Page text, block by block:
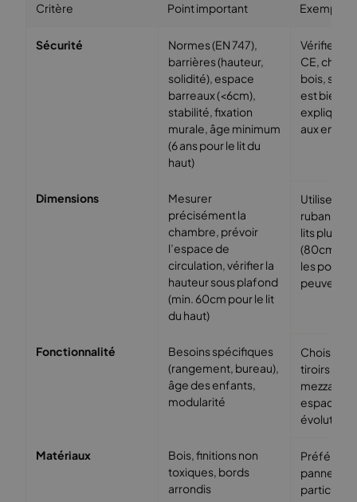
Critère Point important Exemple/
Sécurité
Normes (EN 747),
barrières (hauteur,
solidité), espace
barreaux (<6cm),
stabilité, fixation
murale, âge minimum
(6 ans pour le lit du
haut)
Vérifier le
CE,
bois,
est bien
expliquer
aux
Dimensions
Mesurer
précisément la
chambre, prévoir
l’espace de
circulation, vérifier la
hauteur sous plafond
(min. 60cm pour le lit
du haut)
Utiliser un
ruban,
lits plus
(80cm),
les portes
peuvent
Fonctionnalité
Besoins spécifiques
(rangement, bureau),
âge des enfants,
modularité
Choisir un
tiroirs
espace
évolutif.
Matériaux
Bois, finitions non
toxiques, bords
arrondis
Préférer
panneaux